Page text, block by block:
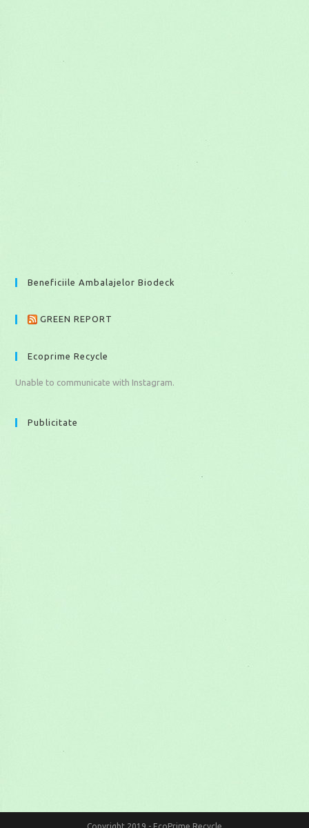
Beneficiile Ambalajelor Biodeck
GREEN REPORT
Ecoprime Recycle
Unable to communicate with Instagram.
Publicitate